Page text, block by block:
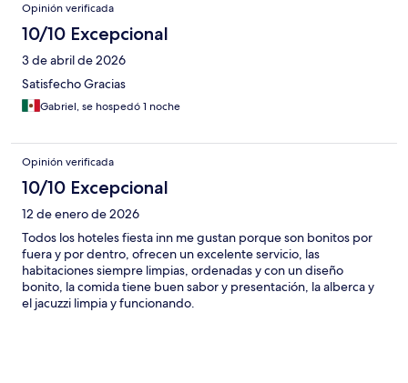
Opinión verificada
10/10 Excepcional
3 de abril de 2026
Satisfecho Gracias
Gabriel, se hospedó 1 noche
Opinión verificada
10/10 Excepcional
12 de enero de 2026
Todos los hoteles fiesta inn me gustan porque son bonitos por
fuera y por dentro, ofrecen un excelente servicio, las
habitaciones siempre limpias, ordenadas y con un diseño
bonito, la comida tiene buen sabor y presentación, la alberca y
el jacuzzi limpia y funcionando.